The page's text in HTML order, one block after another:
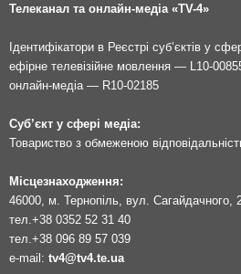
Телеканал та онлайн-медіа «TV-4»
Ідентифікатори в Реєстрі суб’єктів у
ефірне телевізійне мовлення — L10-
онлайн-медіа — R10-02185
Суб’єкт у сфері медіа:
Товариство з обмеженою
Місцезнаходження:
46000, м. Тернопіль, вул. Сагайдачного,
тел. +38 0352 52 31 40
тел. +38 096 89 57 039
e-mail: tv4@tv4.te.ua